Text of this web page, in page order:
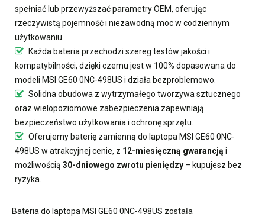
spełniać lub przewyższać parametry OEM, oferując
rzeczywistą pojemność i niezawodną moc w codziennym
użytkowaniu.
Każda bateria przechodzi szereg testów jakości i
kompatybilności, dzięki czemu jest w 100% dopasowana do
modeli MSI GE60 0NC-498US i działa bezproblemowo.
Solidna obudowa z wytrzymałego tworzywa sztucznego
oraz wielopoziomowe zabezpieczenia zapewniają
bezpieczeństwo użytkowania i ochronę sprzętu.
Oferujemy baterię zamienną do laptopa MSI GE60 0NC-
498US w atrakcyjnej cenie, z 12-miesięczną gwarancją i
możliwością 30-dniowego zwrotu pieniędzy – kupujesz bez
ryzyka.
Bateria do laptopa MSI GE60 0NC-498US została